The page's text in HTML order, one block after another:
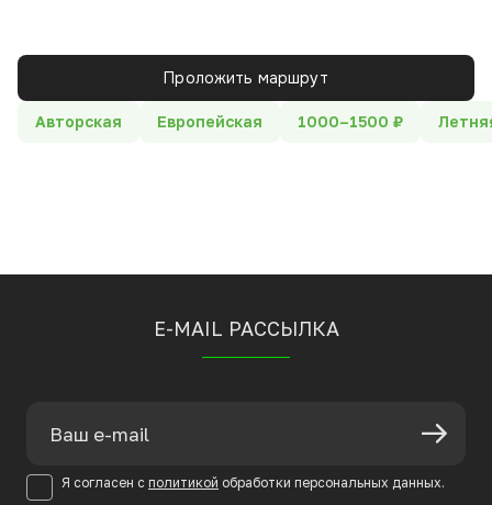
Проложить маршрут
Авторская Европейская 1000–1500 ₽
E-MAIL РАССЫЛКА
Я согласен с политикой обработки персональных данных.